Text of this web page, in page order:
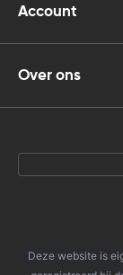
Account
Over ons
Deze website is